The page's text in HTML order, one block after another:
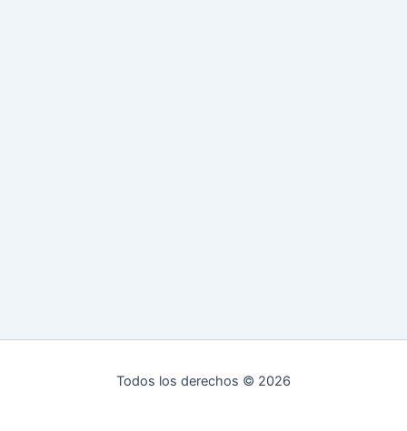
Todos los derechos © 2026